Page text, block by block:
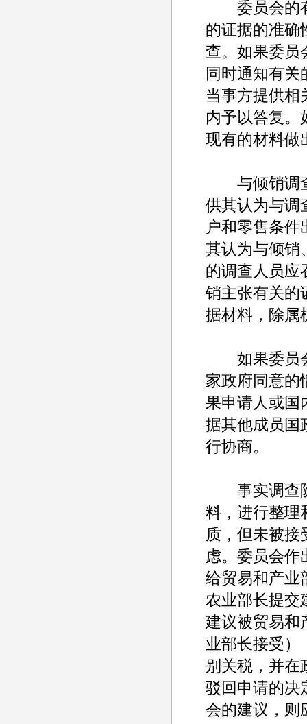
委员会的有
的证据的准确
查。如果委员
同时通知有关
当事方提供相
内予以答复。
现有的材料做
与倾销调查
供其认为与调
户和零售条
其认为与倾销
的调查人员应
销主张有关的
据材料，除属
如果委员会
家政府同意的
果申请人或国
据其他成员国
行协商。
事实调查阶
料，进行整理
质，但未被接
虑。委员会作
给贸易和产业
农业部长提交
建议被贸易和
业部长接受）
别关税，并在
驳回申请的决
会的建议，则